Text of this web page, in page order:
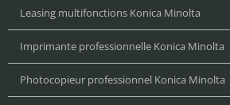
Leasing multifonctions Konica Minolta
Imprimante professionnelle Konica Minolta
Photocopieur professionnel Konica Minolta